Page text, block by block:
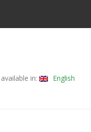
in: English